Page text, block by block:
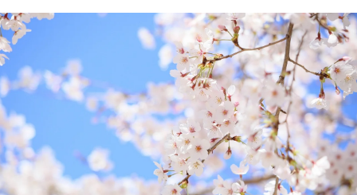
トピックス
TBS Podcast
イベント・グッズ
YouTube
会社情報